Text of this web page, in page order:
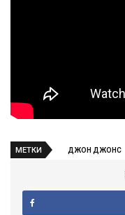
МЕТКИ ДЖОН ДЖОНС